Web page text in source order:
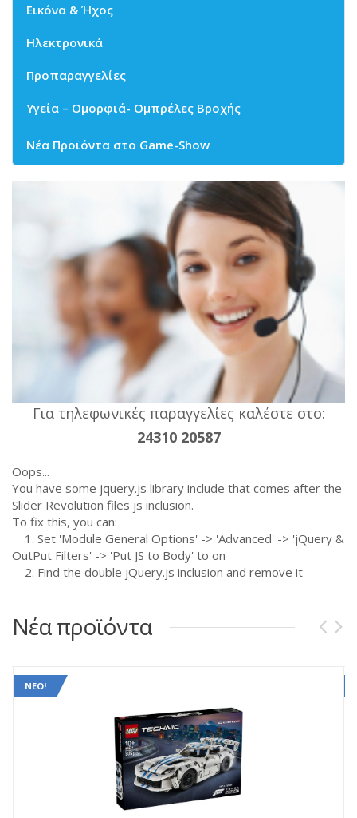
Εικόνα & Ήχος
Ηλεκτρονικά
Προπαραγγελίες
Υγεία – Ομορφιά- Ομπρέλες Βροχής
Νέα Προϊόντα στο Game-Show
Για τηλεφωνικές παραγγελίες καλέστε στο:
24310 20587
Oops...
You have some jquery.js library include that comes after the
Slider Revolution files js inclusion.
To fix this, you can:
1. Set 'Module General Options' -> 'Advanced' -> 'jQuery &
OutPut Filters' -> 'Put JS to Body' to on
2. Find the double jQuery.js inclusion and remove it
Νέα προϊόντα
ΝΈΟ!